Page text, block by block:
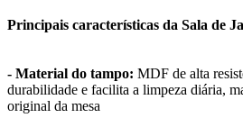
Principais características da Sala de
- Material do tampo: MDF de alta
durabilidade e facilita a limpeza diária,
original da mesa